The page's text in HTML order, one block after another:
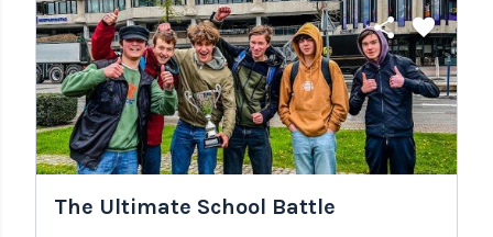
share favorite
The Ultimate School Battle